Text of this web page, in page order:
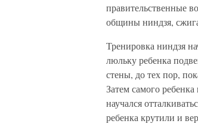
правительственные
общины ниндзя,
Тренировка ниндзя
люльку ребенка
стены, до тех пор,
Затем самого
научался
ребенка крутили и